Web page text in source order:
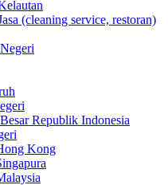
(cleaning service, restoran)
Republik Indonesia
Kong